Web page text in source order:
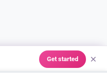
Get started
everywhere.